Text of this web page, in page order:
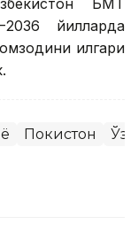
БМТ
йилларда
илгари
Покистон